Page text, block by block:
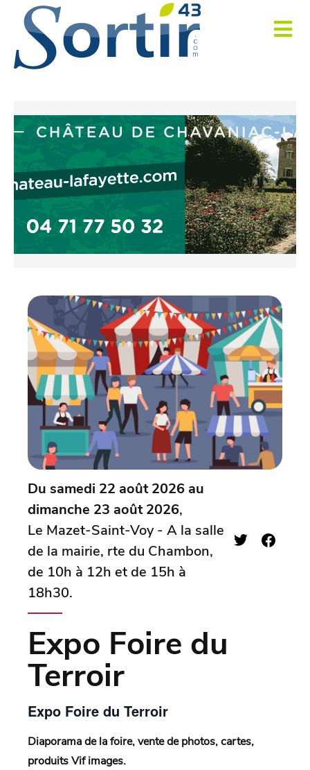
Du samedi 22 août 2026 au
dimanche 23 août 2026,
Le Mazet-Saint-Voy - A la salle
de la mairie, rte du Chambon,
de 10h à 12h et de 15h à
18h30.
Expo Foire du
Terroir
Expo Foire du Terroir
Diaporama de la foire, vente de photos, cartes,
produits Vif images.